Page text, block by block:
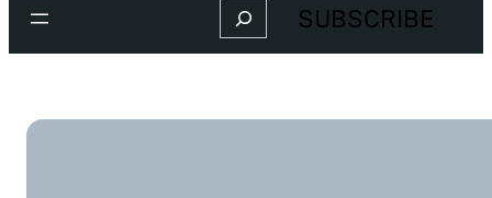
Search SUBSCRIBE